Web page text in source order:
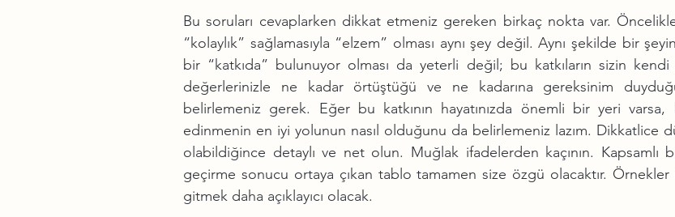
Bu soruları cevaplarken dikkat etmeniz gereken birkaç nokta var.
“kolaylık” sağlamasıyla “elzem” olması aynı şey değil. Aynı şekilde bir
bir “katkıda” bulunuyor olması da yeterli değil; bu katkıların sizin
değerlerinizle ne kadar örtüştüğü ve ne kadarına gereksinim
belirlemeniz gerek. Eğer bu katkının hayatınızda önemli bir yeri varsa,
edinmenin en iyi yolunun nasıl olduğunu da belirlemeniz lazım. Dikkatlice
olabildiğince detaylı ve net olun. Muğlak ifadelerden kaçının. Kapsamlı
geçirme sonucu ortaya çıkan tablo tamamen size özgü olacaktır. Örnekler
gitmek daha açıklayıcı olacak.